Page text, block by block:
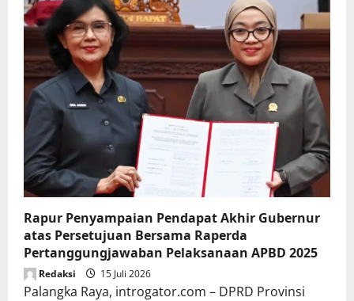
Rapur Penyampaian Pendapat Akhir Gubernur
atas Persetujuan Bersama Raperda
Pertanggungjawaban Pelaksanaan APBD 2025
Redaksi 15 Juli 2026
Palangka Raya, introgator.com – DPRD Provinsi